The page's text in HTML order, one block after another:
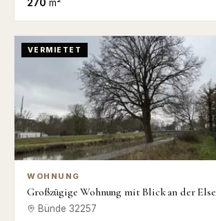
270 m²
VERMIETET
WOHNUNG
Großzügige Wohnung mit Blick an der Else
Bünde 32257